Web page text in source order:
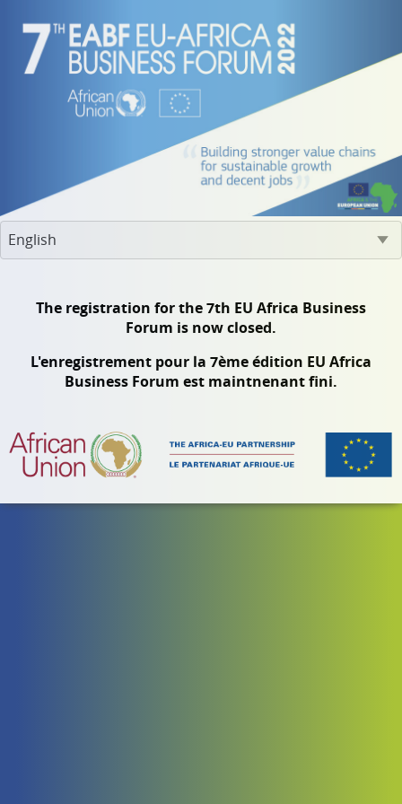
The registration for the 7th EU Africa Business
Forum is now closed.
L'enregistrement pour la 7ème édition EU Africa
Business Forum est maintnenant fini.